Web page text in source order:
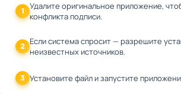
1 Удалите оригинальное приложение,
конфликта подписи.
2 Если система спросит — разрешите
неизвестных источников.
3 Установите файл и запустите